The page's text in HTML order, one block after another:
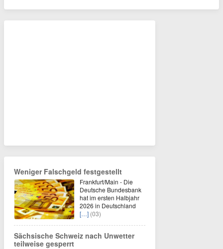
Weniger Falschgeld festgestellt
Frankfurt/Main - Die
Deutsche Bundesbank
hat im ersten Halbjahr
2026 in Deutschland
[…] (03)
Sächsische Schweiz nach Unwetter
teilweise gesperrt